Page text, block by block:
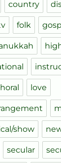
country
folk
love
show
secular